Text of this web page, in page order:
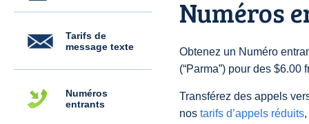
Tarifs de
message texte
Numéros
entrants
Numéros
Obtenez un Numéro
(“Parma”) pour des $6.00
Transférez des appels
nos tarifs d’appels réduits